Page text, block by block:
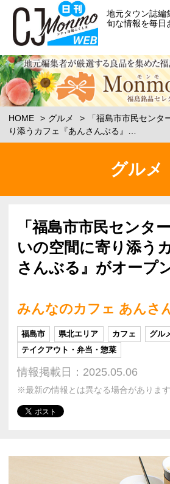
地元タウン誌編
旬な情報を毎日
HOME グルメ
「福島市市民セン
り添うカフェ『あんさんぶる』…
グルメ
「福島市市民センタ
いの空間に寄り添う
さんぶる』がオープ
みんなのカフェ あんさ
福島市 県北エリア カフェ
グル
テイクアウト・弁当・惣菜
情報掲載日：2025.05.06
※最新の情報とは異なる場合があります